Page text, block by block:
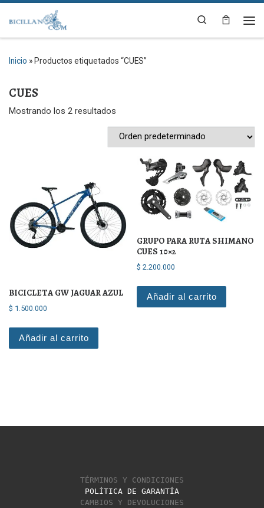
Saltar al contenido
Search
Inicio » Productos etiquetados “CUES”
CUES
Mostrando los 2 resultados
BICICLETA GW JAGUAR AZUL
$ 1.500.000
Añadir al carrito
GRUPO PARA RUTA SHIMANO
CUES 10×2
$ 2.200.000
Añadir al carrito
TÉRMINOS Y CONDICIONES
POLÍTICA DE GARANTÍA
CAMBIOS Y DEVOLUCIONES